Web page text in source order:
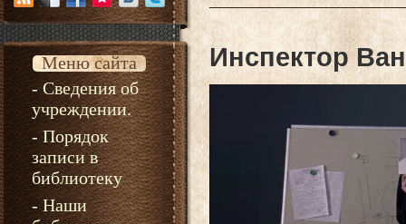
Меню сайта
- Сведения об
учреждении.
- Порядок
записи в
библиотеку
- Наши
Инспектор